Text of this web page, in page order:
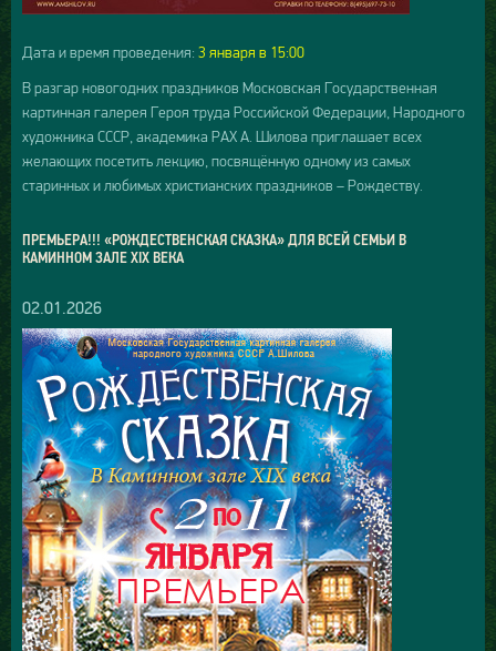
Дата и время проведения: 3 января в 15:00
В разгар новогодних праздников Московская Государственная
картинная галерея Героя труда Российской Федерации, Народного
художника СССР, академика РАХ А. Шилова приглашает всех
желающих посетить лекцию, посвящённую одному из самых
старинных и любимых христианских праздников – Рождеству.
ПРЕМЬЕРА!!! «РОЖДЕСТВЕНСКАЯ СКАЗКА» ДЛЯ ВСЕЙ СЕМЬИ В
КАМИННОМ ЗАЛЕ XIX ВЕКА
02.01.2026